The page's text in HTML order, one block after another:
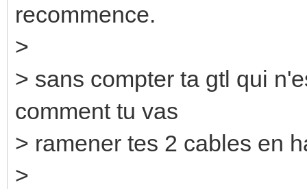
recommence.
>
> sans compter ta gtl qui
comment tu vas
> ramener tes 2 cables en
>